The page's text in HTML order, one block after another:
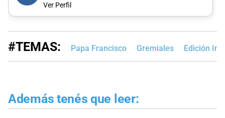
Ver Perfil
#TEMAS: Papa Francisco Gremiales Edición
Además tenés que leer: